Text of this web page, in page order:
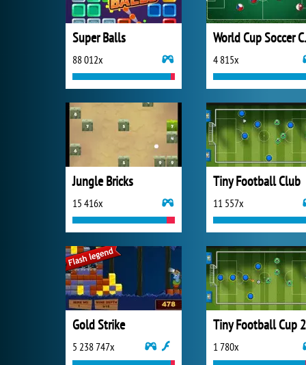
Super Balls
88 012x 4 815x
Jungle Bricks
15 416x
Tiny Football Club
11 557x
Gold Strike
5 238 747x 1 780x